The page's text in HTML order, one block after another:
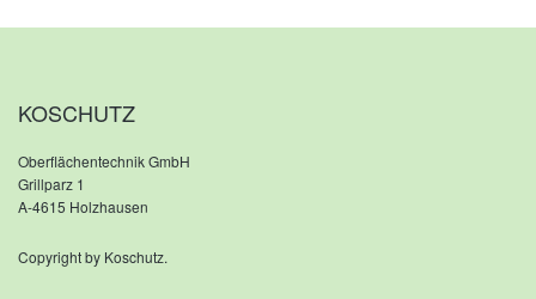
KOSCHUTZ
Oberflächentechnik GmbH
Grillparz 1
A-4615 Holzhausen
Copyright by Koschutz.